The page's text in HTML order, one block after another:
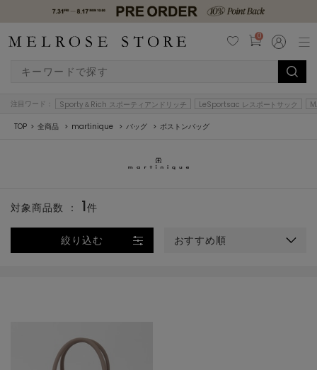
0
注目ワード： Sporty＆Rich スポーティアンドリッチ LeSportsac レスポートサック
TOP 全商品 martinique バッグ ボストンバッグ
絞り込む おすすめ順
対象商品数 ： 1件